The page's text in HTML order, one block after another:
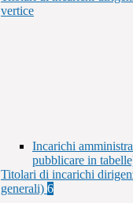
vertice
Incarichi
pubblicare in
Titolari di incarichi
generali) 6